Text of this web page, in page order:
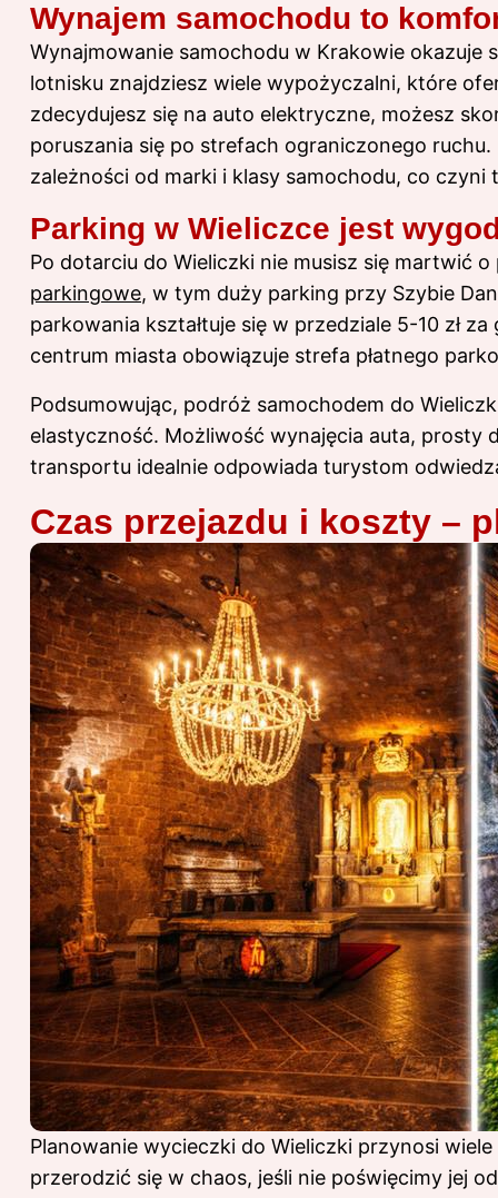
Wynajem samochodu to
Wynajmowanie samochodu w Krakowie
lotnisku znajdziesz wiele wypożyczalni, które
zdecydujesz się na auto elektryczne, możesz
poruszania się po strefach ograniczonego
zależności od marki i klasy samochodu, co
Parking w Wieliczce jest
Po dotarciu do Wieliczki nie musisz się martwić
parkingowe, w tym duży parking przy Szybie
parkowania kształtuje się w przedziale 5-10 zł
centrum miasta obowiązuje strefa płatnego
Podsumowując, podróż samochodem do
elastyczność. Możliwość wynajęcia auta, prosty
transportu idealnie odpowiada turystom
Czas przejazdu i koszty –
Planowanie wycieczki do Wieliczki przynosi
przerodzić się w chaos, jeśli nie poświęcimy jej